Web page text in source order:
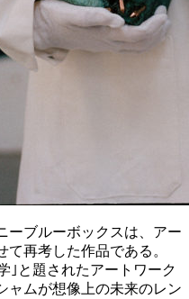
ーブルーボックスは、アー
再考した作品である。
｣と題されたアートワーク
ャムが想像上の未来のレン